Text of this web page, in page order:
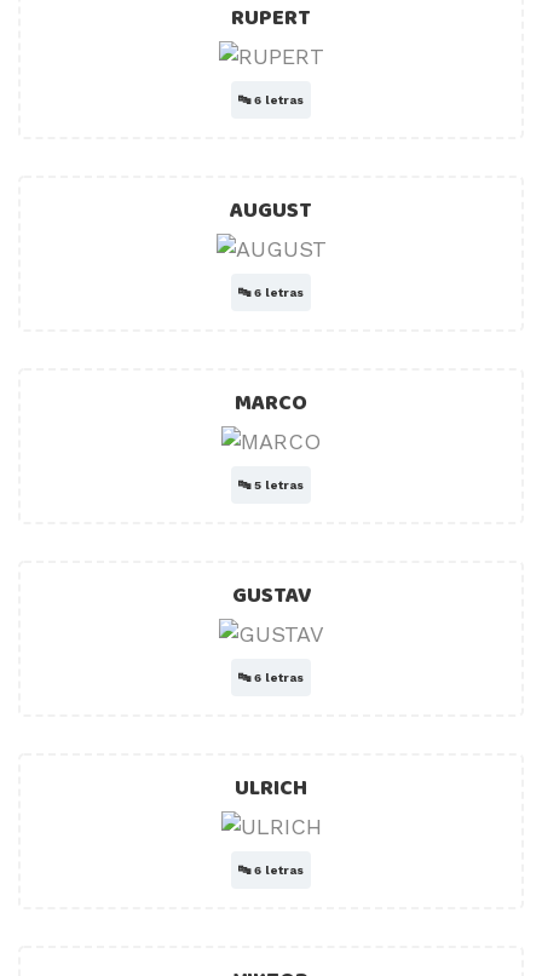
RUPERT
🔤6 letras
AUGUST
🔤6 letras
MARCO
🔤5 letras
GUSTAV
🔤6 letras
ULRICH
🔤6 letras